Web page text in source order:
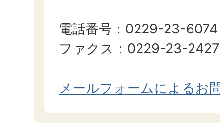
電話番号：0229-23-6074
ファクス：0229-23-2427
メールフォームによるお